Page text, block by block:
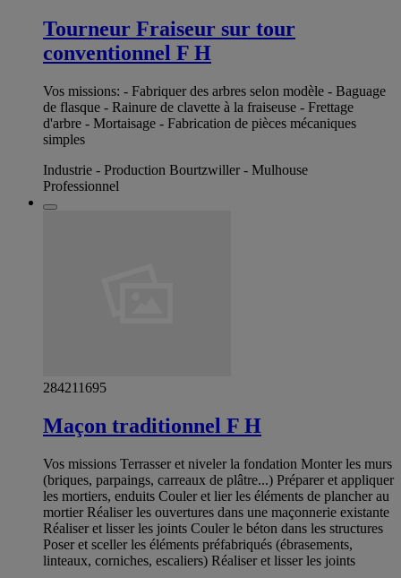
Tourneur Fraiseur sur tour
conventionnel F H
Vos missions: - Fabriquer des arbres selon modèle - Baguage
de flasque - Rainure de clavette à la fraiseuse - Frettage
d'arbre - Mortaisage - Fabrication de pièces mécaniques
simples
Industrie - Production Bourtzwiller - Mulhouse
Professionnel
284211695
Maçon traditionnel F H
Vos missions Terrasser et niveler la fondation Monter les murs
(briques, parpaings, carreaux de plâtre...) Préparer et appliquer
les mortiers, enduits Couler et lier les éléments de plancher au
mortier Réaliser les ouvertures dans une maçonnerie existante
Réaliser et lisser les joints Couler le béton dans les structures
Poser et sceller les éléments préfabriqués (ébrasements,
linteaux, corniches, escaliers) Réaliser et lisser les joints